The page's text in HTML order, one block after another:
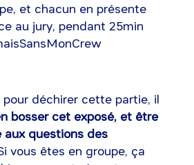
et chacun en présente
au jury, pendant 25min
pour déchirer cette partie, il
bosser cet exposé, et être
aux questions des
vous êtes en groupe, ça